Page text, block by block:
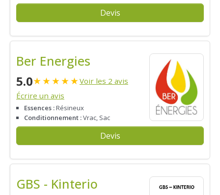
Devis
Ber Energies
5.0★★★★★Voir les 2 avis
Écrire un avis
Essences :Résineux
Conditionnement :Vrac, Sac
Devis
GBS - Kinterio